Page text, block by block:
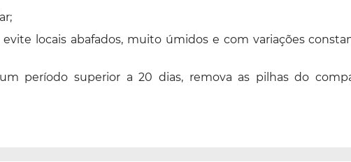
locais abafados, muito úmidos e com variações
período superior a 20 dias, remova as pilhas do